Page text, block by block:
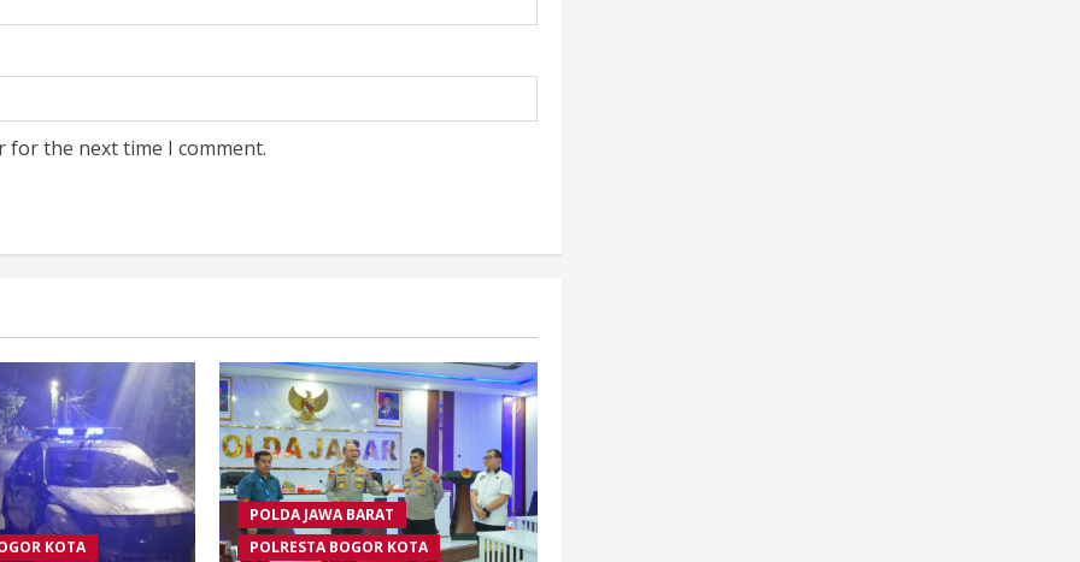
for the next time I comment.
KOTA
POLDA JAWA BARAT
POLRESTA BOGOR KOTA